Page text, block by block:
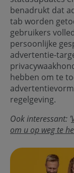
benadrukt dat
tab worden
gebruikers
persoonlijke
advertentie-
hebben om te
regelgeving.
Ook interessant: '
om u op weg te